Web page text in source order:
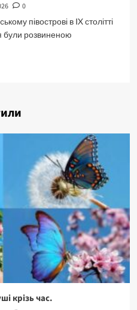
0
півострові в IX столітті
були розвиненою
крізь час.